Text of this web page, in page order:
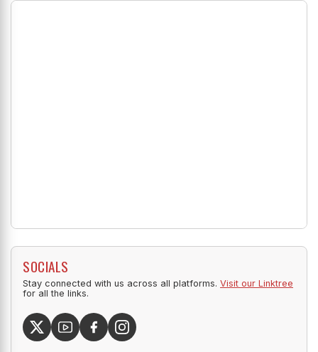
SOCIALS
Stay connected with us across all platforms. Visit our Linktree
for all the links.